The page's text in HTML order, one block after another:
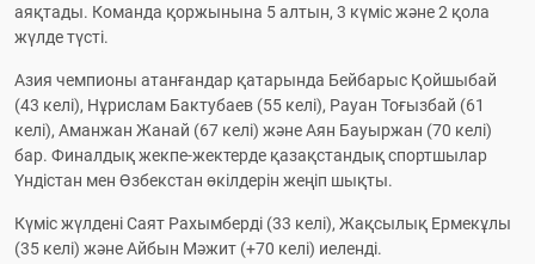
аяқтады. Команда қоржынына 5 алтын, 3 күміс және 2 қола
жүлде түсті.
Азия чемпионы атанғандар қатарында Бейбарыс Қойшыбай
(43 келі), Нұрислам Бактубаев (55 келі), Рауан Тоғызбай (61
келі), Аманжан Жанай (67 келі) және Аян Бауыржан (70 келі)
бар. Финалдық жекпе-жектерде қазақстандық спортшылар
Үндістан мен Өзбекстан өкілдерін жеңіп шықты.
Күміс жүлдені Саят Рахымберді (33 келі), Жақсылық Ермекұлы
(35 келі) және Айбын Мәжит (+70 келі) иеленді.